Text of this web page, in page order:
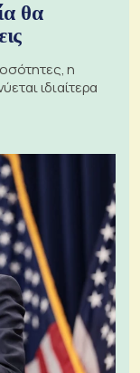
θα
η
ιδιαίτερα